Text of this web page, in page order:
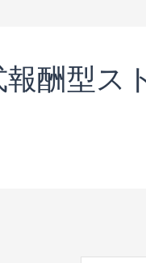
酬型ス